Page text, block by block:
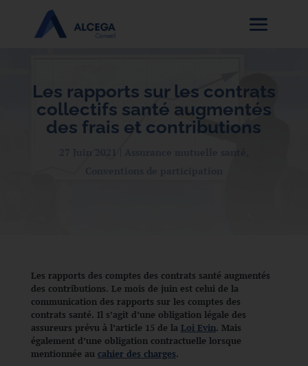
Les rapports sur les contrats
collectifs santé augmentés
des frais et contributions
Assurance mutuelle santé
Les rapports des comptes des contrats santé augmentés
des contributions. Le mois de juin est celui de la
communication des rapports sur les comptes des
contrats santé. Il s’agit d’une obligation légale des
assureurs prévu à l’article 15 de la Loi Evin. Mais
également d’une obligation contractuelle lorsque
mentionnée au cahier des charges.